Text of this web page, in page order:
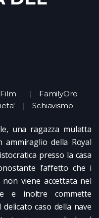
Film
FamilyOro
Schiavismo
una ragazza mulatta
della Royal
presso la casa
l’affetto che i
viene accettata nel
e inoltre commette
caso della nave